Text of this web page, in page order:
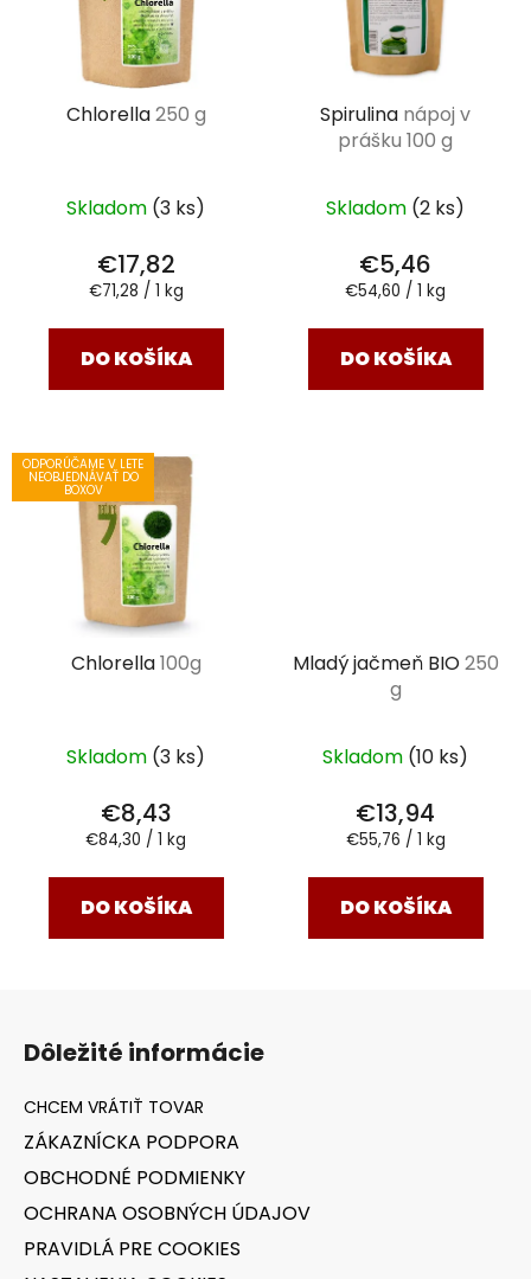
Chlorella250 g
Skladom (3 ks)
€17,82
Jednotková
€71,28 / 1 kg
DO KOŠÍKA
Spirulina nápoj v
prášku 100 g
Skladom (2 ks)
€5,46
Jednotková
€54,60 / 1 kg
DO KOŠÍKA
ODPORÚČAME V LETE
NEOBJEDNÁVAŤ DO
BOXOV
Chlorella100g
Skladom (3 ks)
€8,43
Jednotková
€84,30 / 1 kg
DO KOŠÍKA
Mladý jačmeň BIO250
g
Skladom (10 ks)
€13,94
Jednotková
€55,76 / 1 kg
DO KOŠÍKA
Dôležité informácie
ZÁKAZNÍCKA PODPORA
OBCHODNÉ PODMIENKY
OCHRANA OSOBNÝCH ÚDAJOV
PRAVIDLÁ PRE COOKIES